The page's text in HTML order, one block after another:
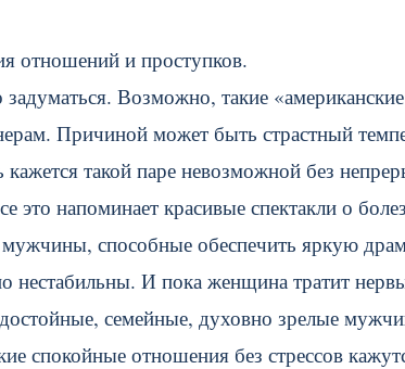
отношений и проступков.
Возможно, такие
Причиной может быть страстный
такой паре невозможной без
это напоминает красивые спектакли о
мужчины, способные обеспечить яркую
нестабильны. И пока женщина тратит
семейные, духовно зрелые
спокойные отношения без стрессов